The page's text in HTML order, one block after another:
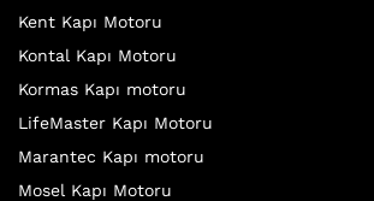
Kent Kapı Motoru
Kontal Kapı Motoru
Kormas Kapı motoru
LifeMaster Kapı Motoru
Marantec Kapı motoru
Mosel Kapı Motoru